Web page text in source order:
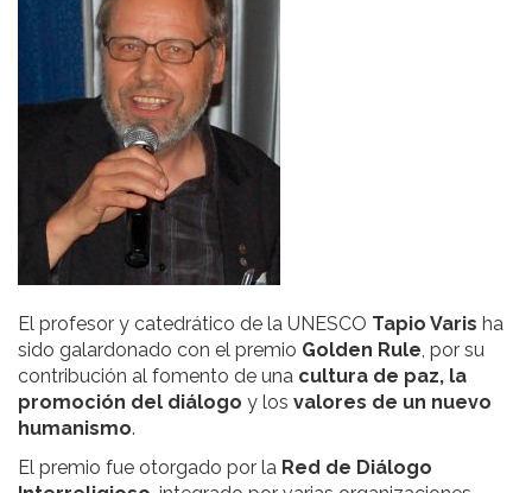
El profesor y catedrático de la UNESCO Tapio Varis ha
sido galardonado con el premio Golden Rule, por su
contribución al fomento de una cultura de paz, la
promoción del diálogo y los valores de un nuevo
humanismo.
El premio fue otorgado por la Red de Diálogo